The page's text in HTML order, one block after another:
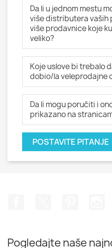
Da li u jednom mestu
više distributera vaših
više prodavnice koje
veliko?
Koje uslove bi trebalo
dobio/la veleprodajne
Da li mogu poručiti i
prikazano na
POSTAVITE PITANJE
Pogledajte naše